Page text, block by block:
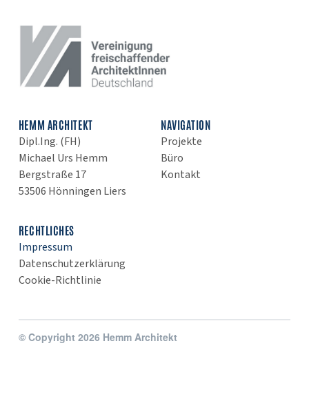
HEMM ARCHITEKT
Dipl.Ing. (FH)
Michael Urs Hemm
Bergstraße 17
53506 Hönningen Liers
NAVIGATION
Projekte
Büro
Kontakt
RECHTLICHES
Impressum
Datenschutzerklärung
Cookie-Richtlinie
© Copyright 2026 Hemm Architekt